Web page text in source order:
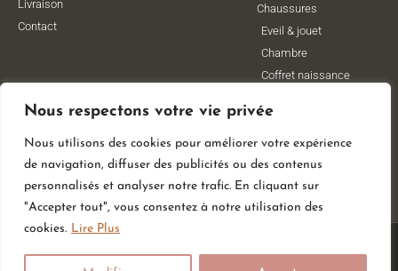
Nous respectons votre vie privée
Nous utilisons des cookies pour améliorer votre expérience
de navigation, diffuser des publicités ou des contenus
personnalisés et analyser notre trafic. En cliquant sur
"Accepter tout", vous consentez à notre utilisation des
cookies. Lire Plus
Livraison
Contact
Chaussures
Eveil & jouet
Chambre
Coffret naissance
Vêtements de
grossesse
Lithothérapie
Poussettes
© All Rights Reserved